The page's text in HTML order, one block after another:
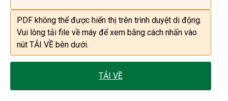
PDF không thể được hiển thị trên trình duyệt di động.
Vui lòng tải file về máy để xem bằng cách nhấn vào
nút TẢI VỀ bên dưới.
TẢI VỀ